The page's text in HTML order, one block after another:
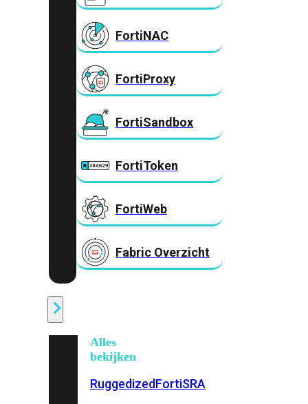
FortiNAC
FortiProxy
FortiSandbox
FortiToken
FortiWeb
Fabric Overzicht
Alles
bekijken
RuggedizedFortiSRA